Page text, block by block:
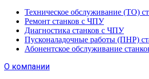
Техническое обслуживание (ТО)
Ремонт станков с ЧПУ
Диагностика станков с ЧПУ
Пусконаладочные работы (ПНР)
Абонентское обслуживание
О компании